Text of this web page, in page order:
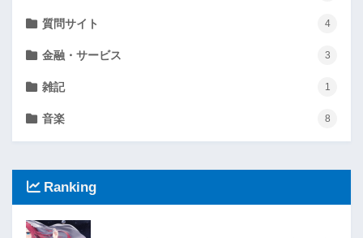
質問サイト 4
金融・サービス 3
雑記 1
音楽 8
Ranking